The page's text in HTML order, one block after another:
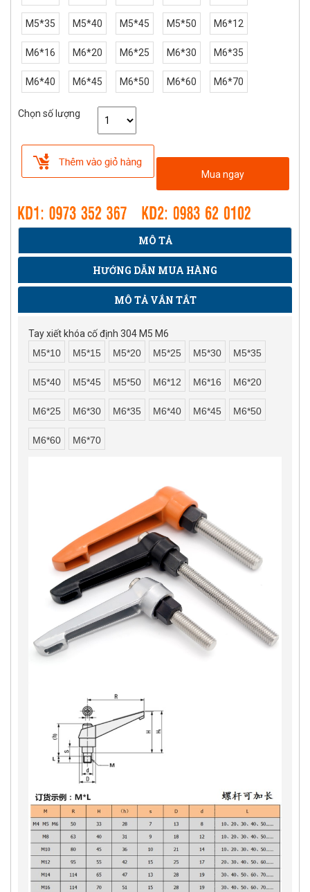
M5*35 M5*40 M5*45 M5*50 M6*12
M6*16 M6*20 M6*25 M6*30 M6*35
M6*40 M6*45 M6*50 M6*60 M6*70
Chọn số lượng
Mua ngay
MÔ TẢ
HƯỚNG DẪN MUA HÀNG
MÔ TẢ VẮN TẮT
Tay xiết khóa cố định 304 M5 M6
M5*10
M5*15 M5*20 M5*25 M5*30 M5*35
M5*40 M5*45 M5*50 M6*12 M6*16 M6*20
M6*25 M6*30 M6*35 M6*40 M6*45 M6*50
M6*60 M6*70